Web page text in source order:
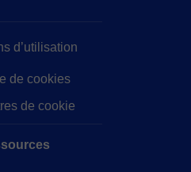
d’utilisation
de cookies
de cookie